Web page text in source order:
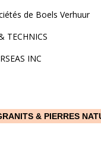
de Boels Verhuur
TECHNICS
INC
& PIERRES